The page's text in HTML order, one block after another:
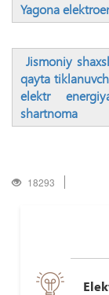
Yagona
Jismoniy
qayta
elektr
shartnoma
18293